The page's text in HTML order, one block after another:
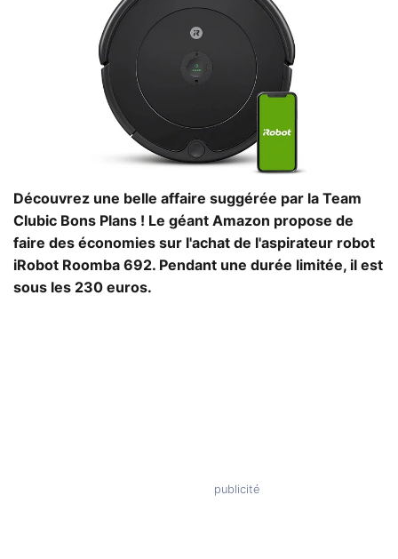
Découvrez une belle affaire suggérée par la Team
Clubic Bons Plans ! Le géant Amazon propose de
faire des économies sur l'achat de l'aspirateur robot
iRobot Roomba 692. Pendant une durée limitée, il est
sous les 230 euros.